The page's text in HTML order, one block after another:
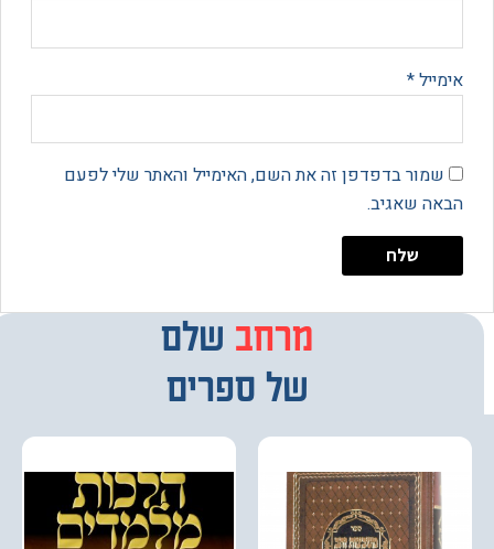
בדפדפן זה את השם, האימייל והאתר שלי לפעם
שאגיב.
מרחב
מבחרשלם
של ספרים